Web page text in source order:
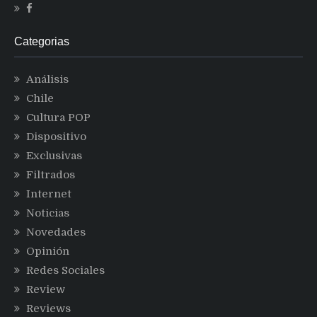
Categorias
Análisis
Chile
Cultura POP
Dispositivo
Exclusivas
Filtrados
Internet
Noticias
Novedades
Opinión
Redes Sociales
Review
Reviews